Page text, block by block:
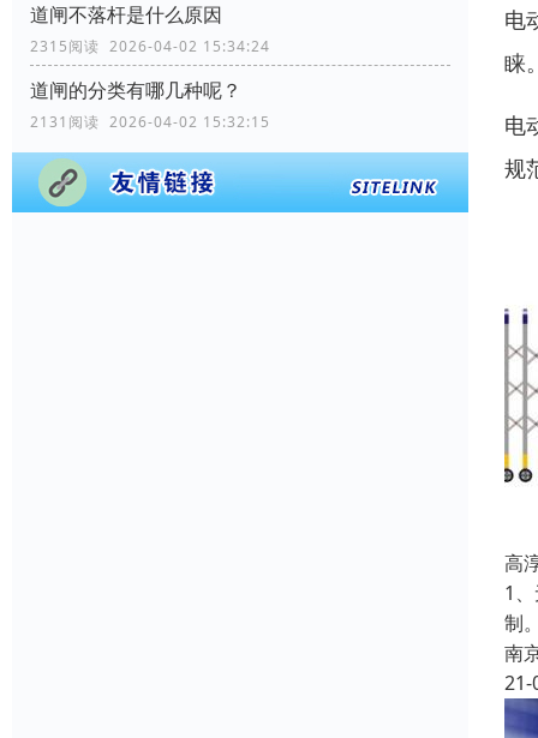
道闸不落杆是什么原因
2315阅读 2026-04-02 15:34:24
道闸的分类有哪几种呢？
2131阅读 2026-04-02 15:32:15
电
睐
电
规
高
1
制
南
21-